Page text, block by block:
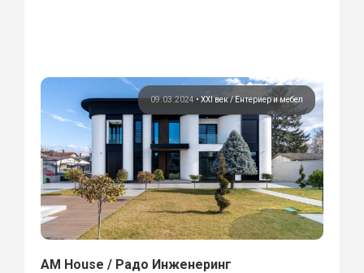
09.03.2024•XXI век Ентериер и мебел
AM House / Радо Инженеринг